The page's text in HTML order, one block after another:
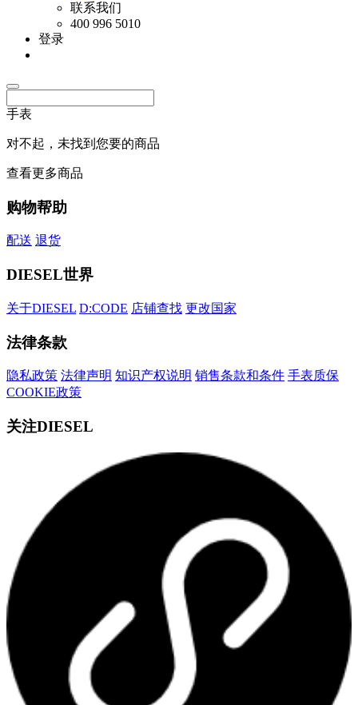
联系我们
400 996 5010
登录
手表
对不起，未找到您要的商品
查看更多商品
购物帮助
配送 退货
DIESEL世界
关于DIESEL D:CODE 店铺查找 更改国家
法律条款
隐私政策 法律声明 知识产权说明 销售条款和条件 手表质保
COOKIE政策
关注DIESEL